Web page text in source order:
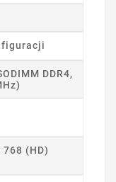
DDR4,
768 (HD)